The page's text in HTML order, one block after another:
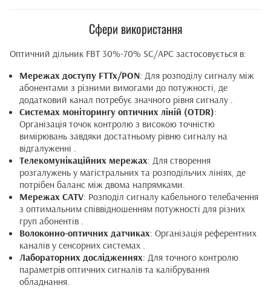
Сфери використання
Оптичний дільник FBT 30%-70% SC/APC застосовується в:
Мережах доступу FTTx/PON: Для розподілу сигналу між
абонентами з різними вимогами до потужності, де
додатковий канал потребує значного рівня сигналу .
Системах моніторингу оптичних ліній (OTDR):
Організація точок контролю з високою точністю
вимірювань завдяки достатньому рівню сигналу на
відгалуженні .
Телекомунікаційних мережах: Для створення
розгалужень у магістральних та розподільчих лініях, де
потрібен баланс між двома напрямками.
Мережах CATV: Розподіл сигналу кабельного телебачення
з оптимальним співвідношенням потужності для різних
груп абонентів .
Волоконно-оптичних датчиках: Організація референтних
каналів у сенсорних системах .
Лабораторних дослідженнях: Для точного контролю
параметрів оптичних сигналів та калібрування
обладнання.